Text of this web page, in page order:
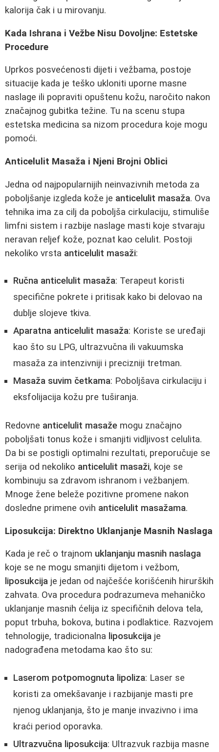
kalorija čak i u mirovanju.
Kada Ishrana i Vežbe Nisu Dovoljne: Estetske
Procedure
Uprkos posvećenosti dijeti i vežbama, postoje
situacije kada je teško ukloniti uporne masne
naslage ili popraviti opuštenu kožu, naročito nakon
značajnog gubitka težine. Tu na scenu stupa
estetska medicina sa nizom procedura koje mogu
pomoći.
Anticelulit Masaža i Njeni Brojni Oblici
Jedna od najpopularnijih neinvazivnih metoda za
poboljšanje izgleda kože je anticelulit masaža. Ova
tehnika ima za cilj da poboljša cirkulaciju, stimuliše
limfni sistem i razbije naslage masti koje stvaraju
neravan reljef kože, poznat kao celulit. Postoji
nekoliko vrsta anticelulit masaži:
Ručna anticelulit masaža: Terapeut koristi
specifične pokrete i pritisak kako bi delovao na
dublje slojeve tkiva.
Aparatna anticelulit masaža: Koriste se uređaji
kao što su LPG, ultrazvučna ili vakuumska
masaža za intenzivniji i precizniji tretman.
Masaža suvim četkama: Poboljšava cirkulaciju i
eksfolijacija kožu pre tuširanja.
Redovne anticelulit masaže mogu značajno
poboljšati tonus kože i smanjiti vidljivost celulita.
Da bi se postigli optimalni rezultati, preporučuje se
serija od nekoliko anticelulit masaži, koje se
kombinuju sa zdravom ishranom i vežbanjem.
Mnoge žene beleže pozitivne promene nakon
dosledne primene ovih anticelulit masažama.
Liposukcija: Direktno Uklanjanje Masnih Naslaga
Kada je reč o trajnom uklanjanju masnih naslaga
koje se ne mogu smanjiti dijetom i vežbom,
liposukcija je jedan od najčešće korišćenih hirurških
zahvata. Ova procedura podrazumeva mehaničko
uklanjanje masnih ćelija iz specifičnih delova tela,
poput trbuha, bokova, butina i podlaktice. Razvojem
tehnologije, tradicionalna liposukcija je
nadograđena metodama kao što su:
Laserom potpomognuta lipoliza: Laser se
koristi za omekšavanje i razbijanje masti pre
njenog uklanjanja, što je manje invazivno i ima
kraći period oporavka.
Ultrazvučna liposukcija: Ultrazvuk razbija masne